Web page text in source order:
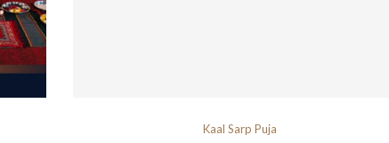
Kaal Sarp Puja